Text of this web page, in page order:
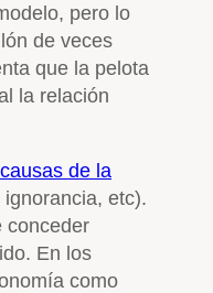
pero lo
de veces
que la pelota
la relación
de la
etc).
conceder
En los
como